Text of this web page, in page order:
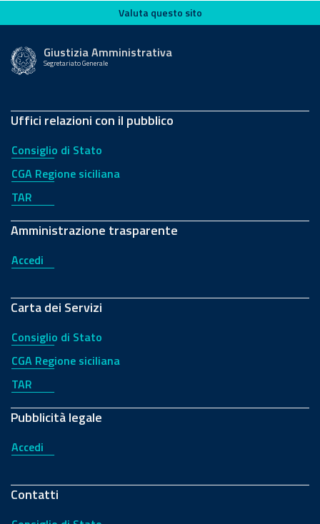
Valuta questo sito
Valuta questo sito
Giustizia Amministrativa
Segretariato Generale
Uffici relazioni con il pubblico
Consiglio di Stato
CGA Regione siciliana
TAR
Amministrazione trasparente
Accedi
Carta dei Servizi
Consiglio di Stato
CGA Regione siciliana
TAR
Pubblicità legale
Accedi
Contatti